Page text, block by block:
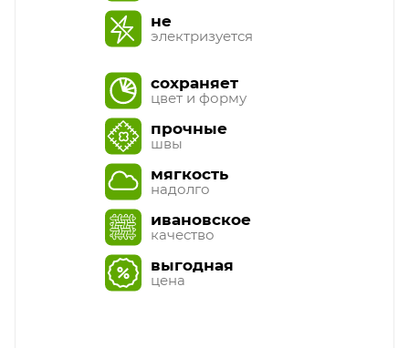
не
электризуется
сохраняет
цвет и форму
прочные
швы
мягкость
надолго
ивановское
качество
выгодная
цена